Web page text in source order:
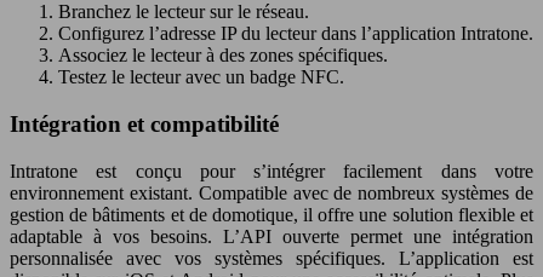
Branchez le lecteur sur le réseau.
Configurez l’adresse IP du lecteur dans l’application Intratone.
Associez le lecteur à des zones spécifiques.
Testez le lecteur avec un badge NFC.
Intégration et compatibilité
Intratone est conçu pour s’intégrer facilement dans votre
environnement existant. Compatible avec de nombreux systèmes de
gestion de bâtiments et de domotique, il offre une solution flexible et
adaptable à vos besoins. L’API ouverte permet une intégration
personnalisée avec vos systèmes spécifiques. L’application est